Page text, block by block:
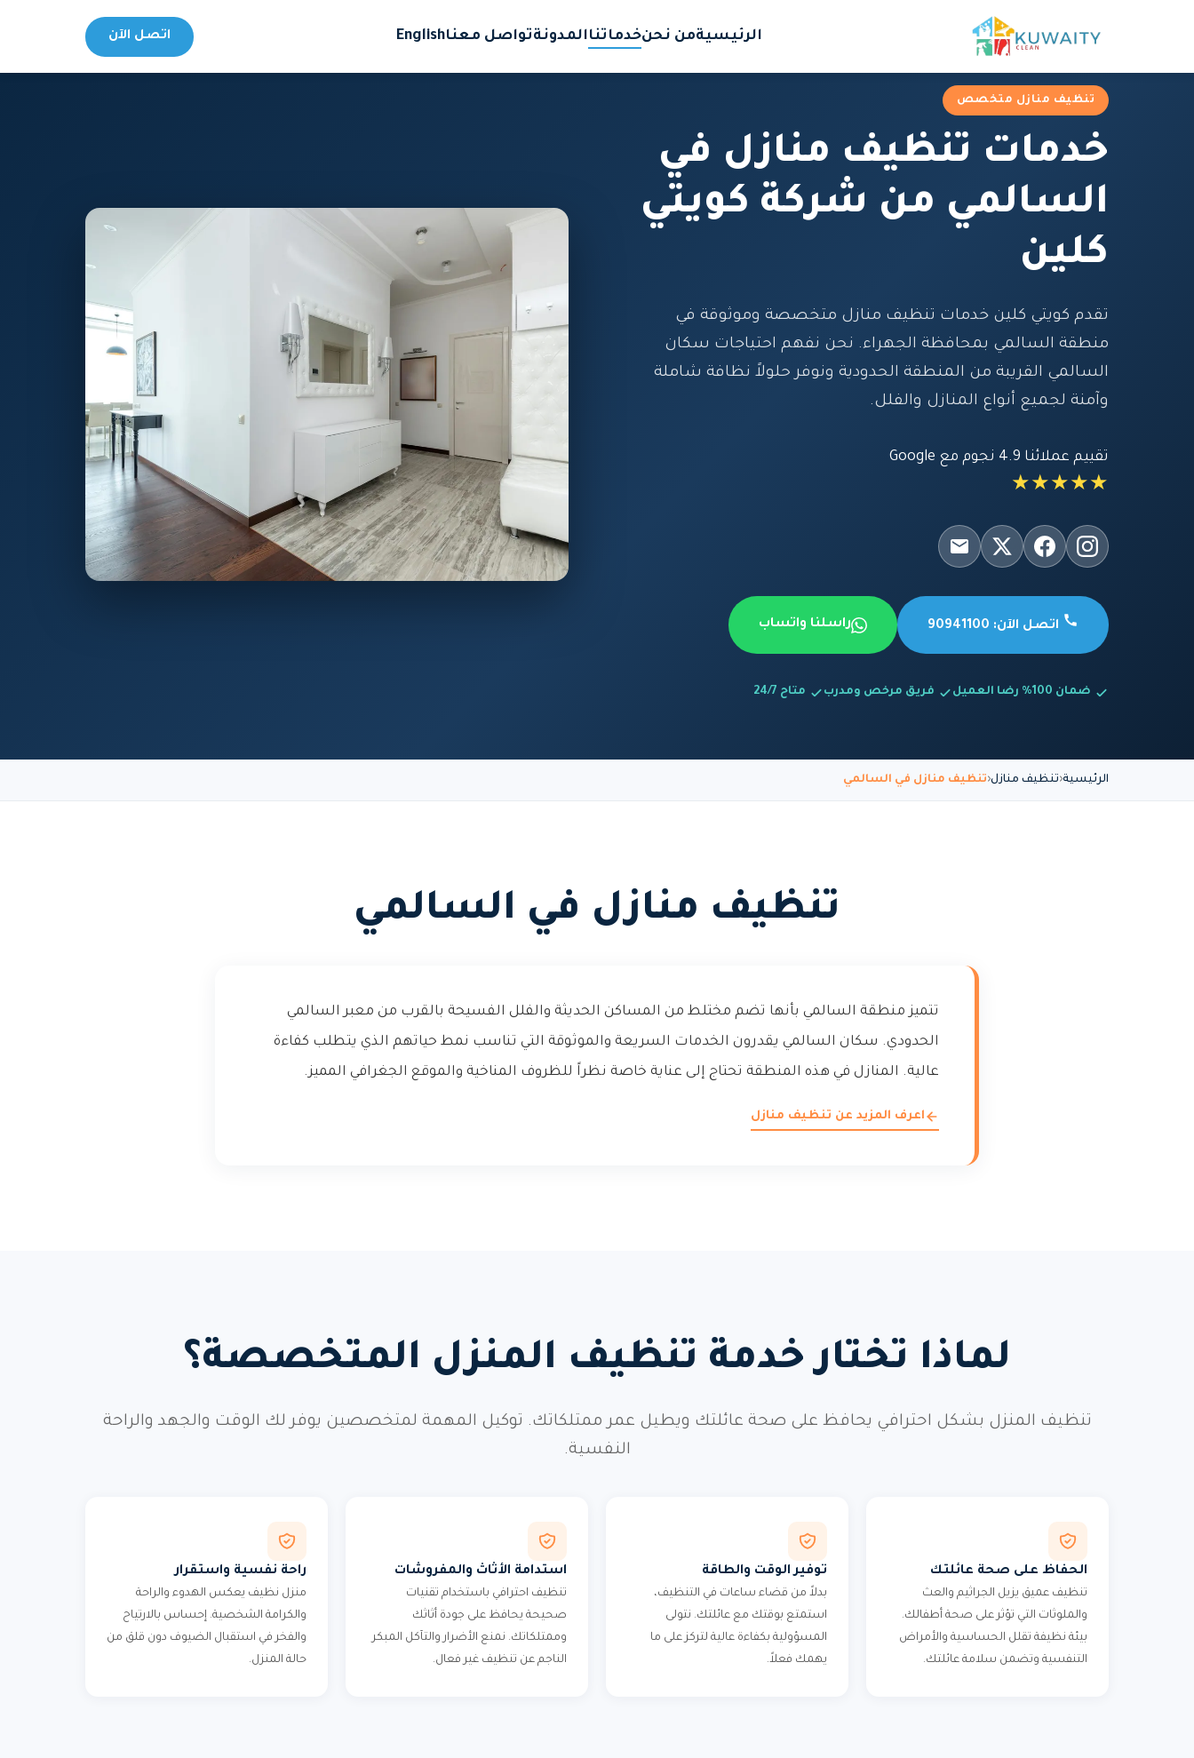
الرئيسيةمن نحنخدماتناالمدونةتواصل معناEnglish اتصل الآن
تنظيف منازل متخصص
خدمات تنظيف منازل في
السالمي من شركة كويتي
كلين
تقدم كويتي كلين خدمات تنظيف منازل متخصصة وموثوقة في
منطقة السالمي بمحافظة الجهراء. نحن نفهم احتياجات سكان
السالمي القريبة من المنطقة الحدودية ونوفر حلولاً نظافة شاملة
وآمنة لجميع أنواع المنازل والفلل.
تقييم عملائنا 4.9 نجوم مع Google
★★★★★
اتصل الآن: 90941100 راسلنا واتساب
ضمان 100% رضا العميل فريق مرخص ومدرب متاح 24/7
الرئيسية تنظيف منازل تنظيف منازل في السالمي
تنظيف منازل في السالمي
تتميز منطقة السالمي بأنها تضم مختلط من المساكن الحديثة والفلل الفسيحة بالقرب من معبر السالمي
الحدودي. سكان السالمي يقدرون الخدمات السريعة والموثوقة التي تناسب نمط حياتهم الذي يتطلب كفاءة
عالية. المنازل في هذه المنطقة تحتاج إلى عناية خاصة نظراً للظروف المناخية والموقع الجغرافي المميز.
اعرف المزيد عن تنظيف منازل
لماذا تختار خدمة تنظيف المنزل المتخصصة؟
تنظيف المنزل بشكل احترافي يحافظ على صحة عائلتك ويطيل عمر ممتلكاتك. توكيل المهمة لمتخصصين يوفر لك الوقت والجهد والراحة
النفسية.
الحفاظ على صحة عائلتك
تنظيف عميق يزيل الجراثيم والعث
والملوثات التي تؤثر على صحة أطفالك.
بيئة نظيفة تقلل الحساسية والأمراض
التنفسية وتضمن سلامة عائلتك.
توفير الوقت والطاقة
بدلاً من قضاء ساعات في التنظيف،
استمتع بوقتك مع عائلتك. نتولى
المسؤولية بكفاءة عالية لتركز على ما
يهمك فعلاً.
استدامة الأثاث والمفروشات
تنظيف احترافي باستخدام تقنيات
صحيحة يحافظ على جودة أثاثك
وممتلكاتك. نمنع الأضرار والتآكل المبكر
الناجم عن تنظيف غير فعال.
راحة نفسية واستقرار
منزل نظيف يعكس الهدوء والراحة
والكرامة الشخصية. إحساس بالارتياح
والفخر في استقبال الضيوف دون قلق من
حالة المنزل.